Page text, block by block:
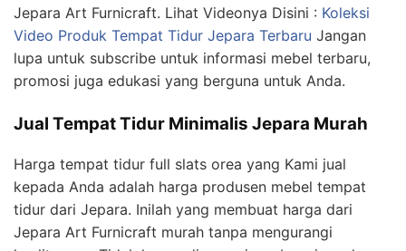
Jepara Art Furnicraft. Lihat Videonya Disini : Koleksi
Video Produk Tempat Tidur Jepara Terbaru Jangan
lupa untuk subscribe untuk informasi mebel terbaru,
promosi juga edukasi yang berguna untuk Anda.
Jual Tempat Tidur Minimalis Jepara Murah
Harga tempat tidur full slats orea yang Kami jual
kepada Anda adalah harga produsen mebel tempat
tidur dari Jepara. Inilah yang membuat harga dari
Jepara Art Furnicraft murah tanpa mengurangi